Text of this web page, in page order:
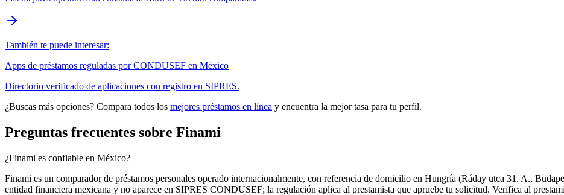
También te puede interesar:
Apps de préstamos reguladas por CONDUSEF en México
Directorio verificado de aplicaciones con registro en SIPRES.
¿Buscas más opciones? Compara todos los mejores préstamos en línea y encuentra la mejor tasa para tu perfil.
Preguntas frecuentes sobre Finami
¿Finami es confiable en México?
Finami es un comparador de préstamos personales operado internacionalmente, con referencia de domicilio en Hungría (Ráday utca 31. A.,
entidad financiera mexicana y no aparece en SIPRES CONDUSEF; la regulación aplica al prestamista que apruebe tu solicitud. Verifica al